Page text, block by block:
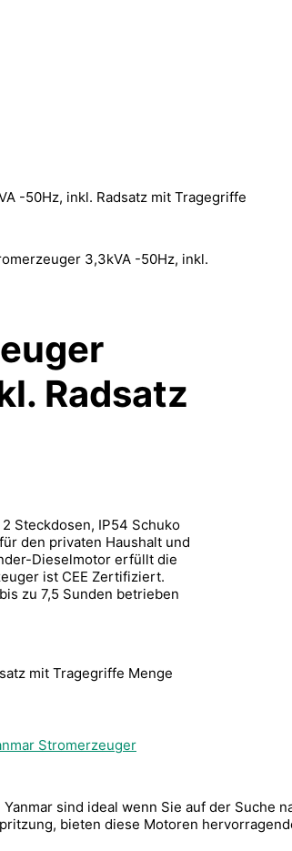
-50Hz, inkl. Radsatz mit Tragegriffe
3,3kVA -50Hz, inkl.
Radsatz
Steckdosen, IP54 Schuko
den privaten Haushalt und
Dieselmotor erfüllt die
ist CEE Zertifiziert.
zu 7,5 Sunden betrieben
mit Tragegriffe Menge
Stromerzeuger
sind ideal wenn Sie auf der
bieten diese Motoren